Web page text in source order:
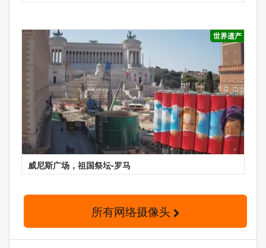
世界遗产
威尼斯广场，祖国祭坛-罗马
所有网络摄像头